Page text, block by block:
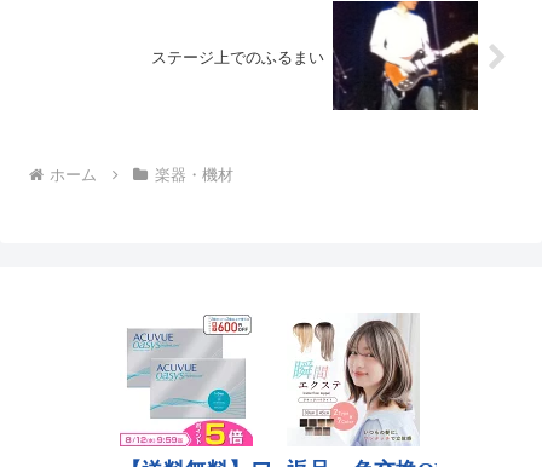
ステージ上でのふるまい
ホーム 楽器・機材